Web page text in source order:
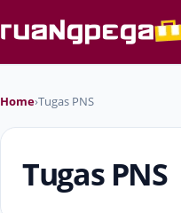
Home›Tugas PNS
Tugas PNS